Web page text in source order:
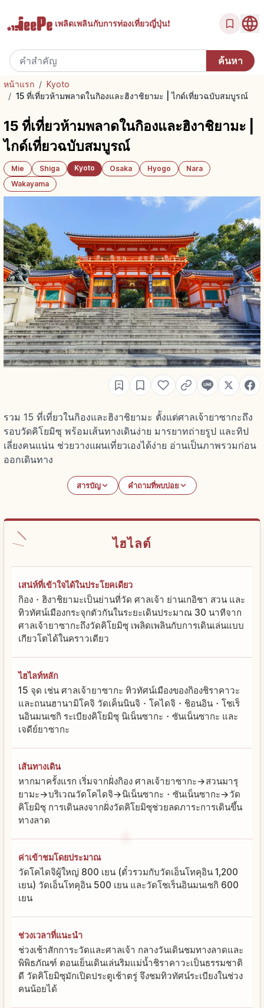
เพลิดเพลินกับการท่องเที่ยวญี่ปุ่น!
หน้าแรก / Kyoto
/ 15 ที่เที่ยวห้ามพลาดในกิองและฮิงาชิยามะ | ไกด์เที่ยวฉบับสมบูรณ์
15 ที่เที่ยวห้ามพลาดในกิองและฮิงาชิยามะ |
ไกด์เที่ยวฉบับสมบูรณ์
Mie Shiga Kyoto Osaka Hyogo
Nara
Wakayama
รวม 15 ที่เที่ยวในกิองและฮิงาชิยามะ ตั้งแต่ศาลเจ้ายาซากะถึง
รอบวัดคิโยมิซุ พร้อมเส้นทางเดินง่าย มารยาทถ่ายรูป และทิป
เลี่ยงคนแน่น ช่วยวางแผนเที่ยวเองได้ง่าย อ่านเป็นภาพรวมก่อน
ออกเดินทาง
สารบัญ คำถามที่พบบ่อย
ไฮไลต์
เสน่ห์ที่เข้าใจได้ในประโยคเดียว
กิอง・ฮิงาชิยามะเป็นย่านที่วัด ศาลเจ้า ย่านเกอิชา สวน และ
ทิวทัศน์เมืองกระจุกตัวกันในระยะเดินประมาณ 30 นาทีจาก
ศาลเจ้ายาซากะถึงวัดคิโยมิซุ เพลิดเพลินกับการเดินเล่นแบบ
เกียวโตได้ในคราวเดียว
ไฮไลท์หลัก
15 จุด เช่น ศาลเจ้ายาซากะ ทิวทัศน์เมืองของกิองชิราคาวะ
และถนนฮานามิโคจิ วัดเค็นนินจิ・โคไดจิ・ชิอนอิน・โชเร็
นอินมนเซกิ ระเบียงคิโยมิซุ นิเน็นซากะ・ซันเน็นซากะ และ
เจดีย์ยาซากะ
เส้นทางเดิน
หากมาครั้งแรก เริ่มจากฝั่งกิอง ศาลเจ้ายาซากะ→สวนมารุ
ยามะ→บริเวณวัดโคไดจิ→นิเน็นซากะ・ซันเน็นซากะ→วัด
คิโยมิซุ การเดินลงจากฝั่งวัดคิโยมิซุช่วยลดภาระการเดินขึ้น
ทางลาด
ค่าเข้าชมโดยประมาณ
วัดโคไดจิผู้ใหญ่ 800 เยน (ตั๋วรวมกับวัดเอ็นโทคุอิน 1,200
เยน) วัดเอ็นโทคุอิน 500 เยน และวัดโชเร็นอินมนเซกิ 600
เยน
ช่วงเวลาที่แนะนำ
ช่วงเช้าสักการะวัดและศาลเจ้า กลางวันเดินชมทางลาดและ
พิพิธภัณฑ์ ตอนเย็นเดินเล่นริมแม่น้ำชิราคาวะเป็นธรรมชาติ
ดี วัดคิโยมิซุมักเปิดประตูเช้าตรู่ จึงชมทิวทัศน์ระเบียงในช่วง
คนน้อยได้